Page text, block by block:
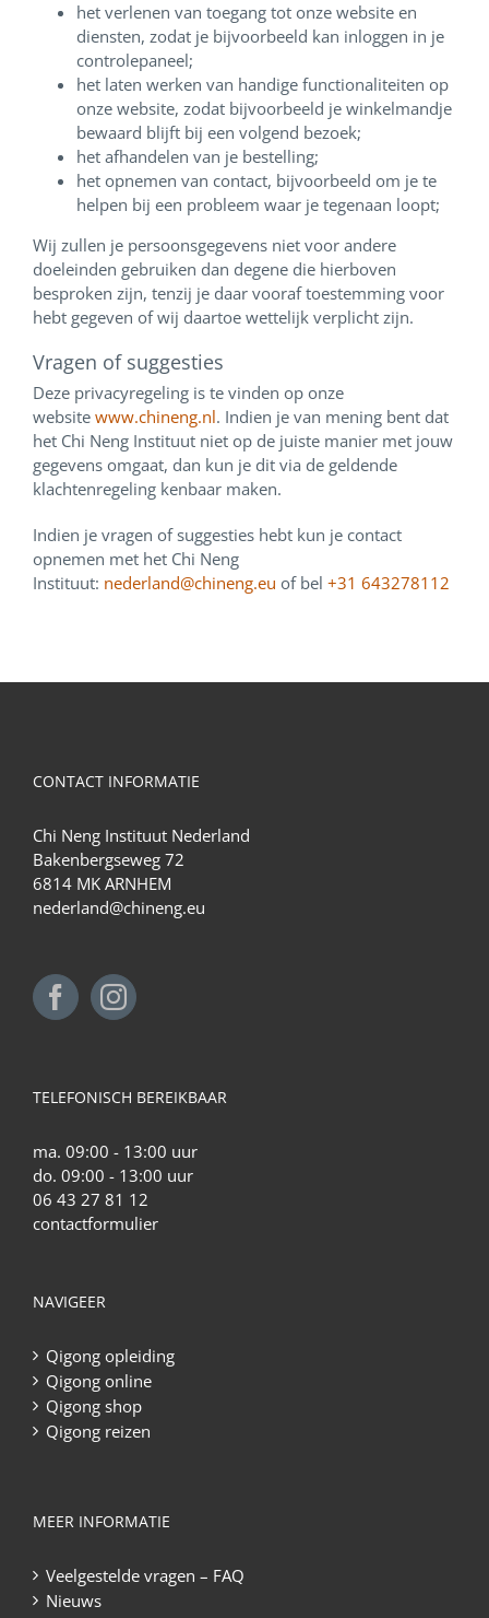
het verlenen van toegang tot onze website en
diensten, zodat je bijvoorbeeld kan inloggen in je
controlepaneel;
het laten werken van handige functionaliteiten op
onze website, zodat bijvoorbeeld je winkelmandje
bewaard blijft bij een volgend bezoek;
het afhandelen van je bestelling;
het opnemen van contact, bijvoorbeeld om je te
helpen bij een probleem waar je tegenaan loopt;
Wij zullen je persoonsgegevens niet voor andere
doeleinden gebruiken dan degene die hierboven
besproken zijn, tenzij je daar vooraf toestemming voor
hebt gegeven of wij daartoe wettelijk verplicht zijn.
Vragen of suggesties
Deze privacyregeling is te vinden op onze
website www.chineng.nl. Indien je van mening bent dat
het Chi Neng Instituut niet op de juiste manier met jouw
gegevens omgaat, dan kun je dit via de geldende
klachtenregeling kenbaar maken.
Indien je vragen of suggesties hebt kun je contact
opnemen met het Chi Neng
Instituut: nederland@chineng.eu of bel +31 643278112
CONTACT INFORMATIE
Chi Neng Instituut Nederland
Bakenbergseweg 72
6814 MK ARNHEM
nederland@chineng.eu
TELEFONISCH BEREIKBAAR
ma. 09:00 - 13:00 uur
do. 09:00 - 13:00 uur
06 43 27 81 12
contactformulier
NAVIGEER
Qigong opleiding
Qigong online
Qigong shop
Qigong reizen
MEER INFORMATIE
Veelgestelde vragen – FAQ
Nieuws